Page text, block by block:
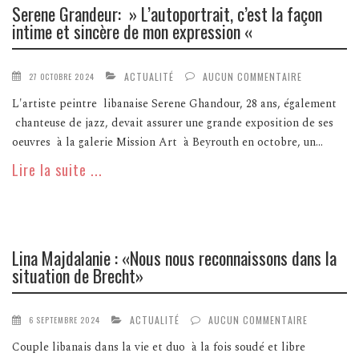
Serene Grandeur: » L’autoportrait, c’est la façon
intime et sincère de mon expression «
27 OCTOBRE 2024 ACTUALITÉ AUCUN COMMENTAIRE
L'artiste peintre libanaise Serene Ghandour, 28 ans, également
chanteuse de jazz, devait assurer une grande exposition de ses
oeuvres à la galerie Mission Art à Beyrouth en octobre, un...
Lire la suite ...
Lina Majdalanie : «Nous nous reconnaissons dans la
situation de Brecht»
6 SEPTEMBRE 2024 ACTUALITÉ AUCUN COMMENTAIRE
Couple libanais dans la vie et duo à la fois soudé et libre